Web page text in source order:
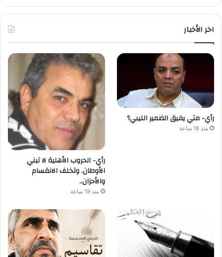
اخر الأخبار
رأي- متي يفيق الضمير الليبي؟
منذ 18 ساعة
رأي- الحروب الأهلية لا تبني
الأوطان. وتخلف الانقسام
والأحزان..
منذ 19 ساعة